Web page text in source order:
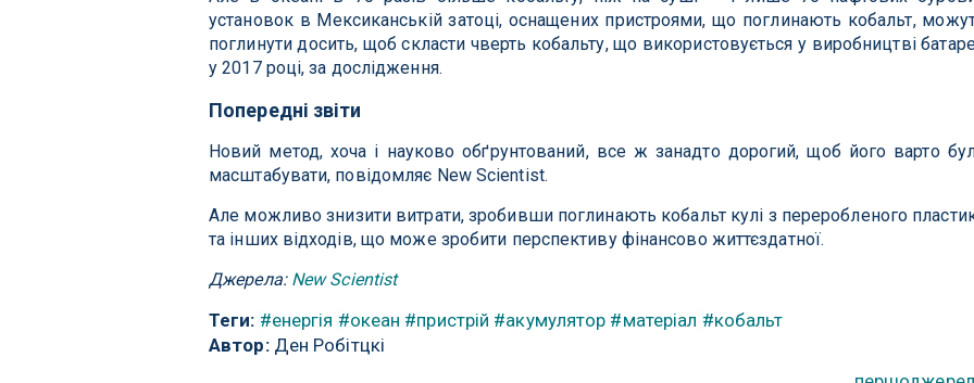
установок в Мексиканській затоці, оснащених пристроями, що поглинають кобальт,
поглинути досить, щоб скласти чверть кобальту, що використовується у виробництві
у 2017 році, за дослідження.
Попередні звіти
Новий метод, хоча і науково обґрунтований, все ж занадто дорогий, щоб його варто
масштабувати, повідомляє New Scientist.
Але можливо знизити витрати, зробивши поглинають кобальт кулі з переробленого
та інших відходів, що може зробити перспективу фінансово життєздатної.
Джерела: New Scientist
Теги: #енергія #океан #пристрій #акумулятор #матеріал #кобальт
Автор:Ден Робітцкі